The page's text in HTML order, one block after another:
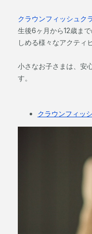
クラウンフィッシュク
生後6ヶ月から12歳ま
しめる様々なアクティ
小さなお子さまは、安
す。
クラウンフィッ